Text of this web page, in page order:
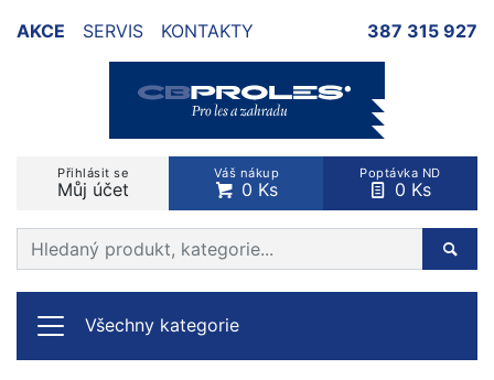
AKCE SERVIS KONTAKTY 387 315 927
Přihlásit se
Můj účet
Váš nákup
0 Ks
Poptávka ND
0 Ks
Prohledat web
Všechny kategorie